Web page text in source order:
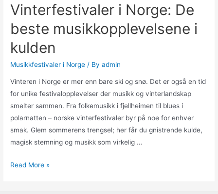
Vinterfestivaler i Norge: De
beste musikkopplevelsene i
kulden
Musikkfestivaler i Norge / Byadmin
Vinteren i Norge er mer enn bare ski og snø. Det er også en tid
for unike festivalopplevelser der musikk og vinterlandskap
smelter sammen. Fra folkemusikk i fjellheimen til blues i
polarnatten – norske vinterfestivaler byr på noe for enhver
smak. Glem sommerens trengsel; her får du gnistrende kulde,
magisk stemning og musikk som virkelig …
Vinterfestivaler
Read More »